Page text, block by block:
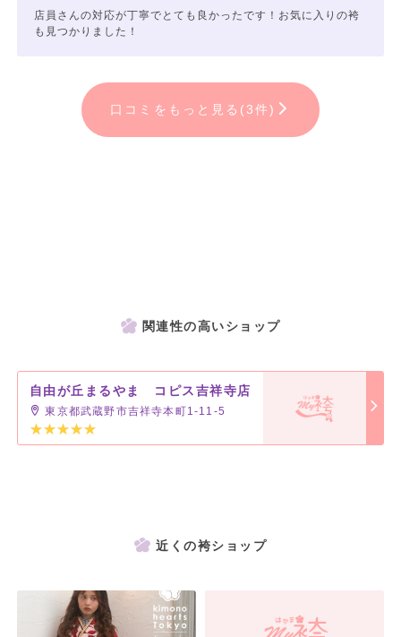
店員さんの対応が丁寧でとても良かったです！お気に入りの袴
も見つかりました！
口コミをもっと見る(3件)
関連性の高いショップ
自由が丘まるやま コピス吉祥寺店
東京都武蔵野市吉祥寺本町1-11-5
近くの袴ショップ